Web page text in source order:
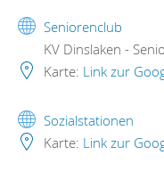
Seniorenclub
KV Dinslaken -
Karte: Link zur
Sozialstationen
Karte: Link zur